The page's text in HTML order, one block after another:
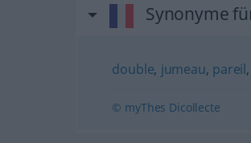
Synonyme
double, jumeau, pareil,
© myThes Dicollecte